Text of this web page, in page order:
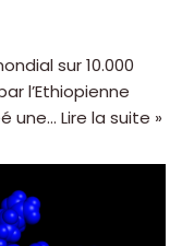
sur 10.000
l’Ethiopienne
une… Lire la suite »